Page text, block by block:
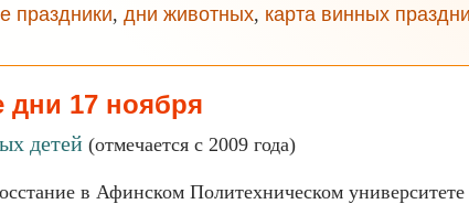
праздники, дни животных, карта винных
дни 17 ноября
детей (отмечается с 2009 года)
в Афинском Политехническом